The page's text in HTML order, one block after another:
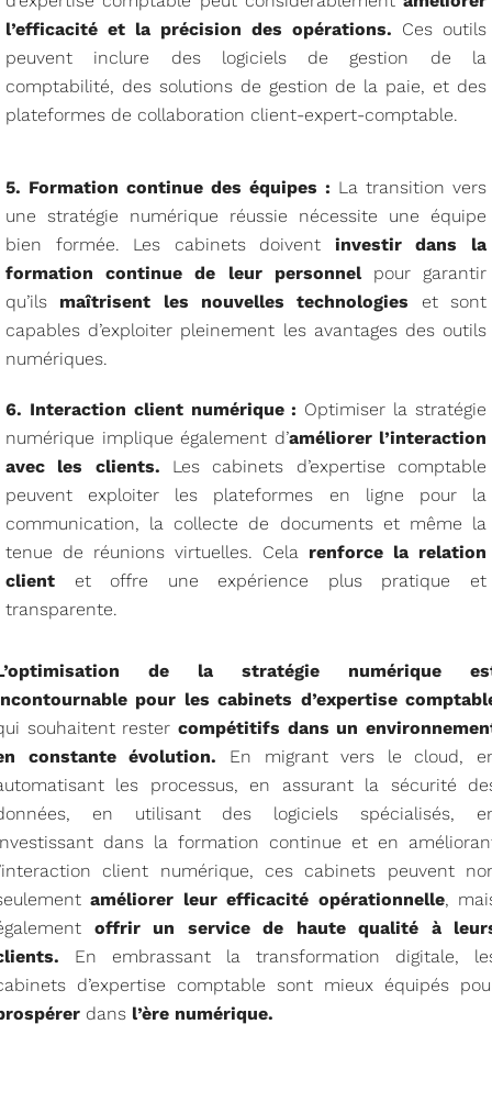
l’efficacité et la précision des opérations. Ces outils
peuvent inclure des logiciels de gestion de la
comptabilité, des solutions de gestion de la paie, et des
plateformes de collaboration client-expert-comptable.
5. Formation continue des équipes : La transition vers
une stratégie numérique réussie nécessite une équipe
bien formée. Les cabinets doivent investir dans la
formation continue de leur personnelpour garantir
qu’ils maîtrisent les nouvelles technologies et sont
capables d’exploiter pleinement les avantages des outils
numériques.
6. Interaction client numérique : Optimiser la stratégie
numérique implique également d’améliorer l’interaction
avec les clients. Les cabinets d’expertise comptable
peuvent exploiter les plateformes en ligne pour la
communication, la collecte de documents et même la
tenue de réunions virtuelles. Cela renforce la relation
client et offre une expérience plus pratique et
transparente.
de la stratégie numérique
pour les cabinets d’expertise
souhaitent rester compétitifs dans un
constante évolution. En migrant vers le cloud,
les processus, en assurant la sécurité
en utilisant des logiciels spécialisés,
dans la formation continue et en
client numérique, ces cabinets peuvent
améliorer leur efficacité opérationnelle,
offrir un service de haute qualité à
En embrassant la transformation digitale,
d’expertise comptable sont mieux équipés
dans l’ère numérique.